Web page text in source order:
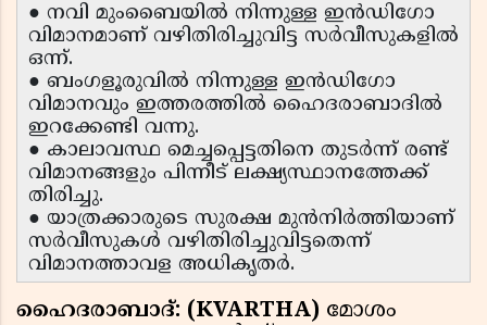
● നവി മുംബൈയിൽ നിന്നുള്ള ഇൻഡിഗോ
വിമാനമാണ് വഴിതിരിച്ചുവിട്ട സർവീസുകളിൽ
ഒന്ന്.
● ബംഗളൂരുവിൽ നിന്നുള്ള ഇൻഡിഗോ
വിമാനവും ഇത്തരത്തിൽ ഹൈദരാബാദിൽ
ഇറക്കേണ്ടി വന്നു.
● കാലാവസ്ഥ മെച്ചപ്പെട്ടതിനെ തുടർന്ന് രണ്ട്
വിമാനങ്ങളും പിന്നീട് ലക്ഷ്യസ്ഥാനത്തേക്ക്
തിരിച്ചു.
● യാത്രക്കാരുടെ സുരക്ഷ മുൻനിർത്തിയാണ്
സർവീസുകൾ വഴിതിരിച്ചുവിട്ടതെന്ന്
വിമാനത്താവള അധികൃതർ.
ഹൈദരാബാദ്: (KVARTHA) മോശം